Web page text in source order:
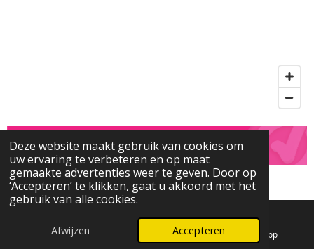
Deze website maakt gebruik van cookies om
uw ervaring te verbeteren en op maat
gemaakte advertenties weer te geven. Door op
‘Accepteren’ te klikken, gaat u akkoord met het
gebruik van alle cookies.
Afwijzen Accepteren
© 2024 - 2026 Sieraad-Inn
E-mailadres WhatsApp